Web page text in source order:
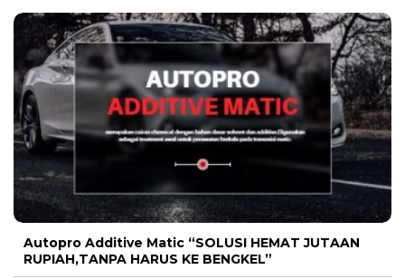
Autopro Additive Matic “SOLUSI HEMAT JUTAAN
RUPIAH,TANPA HARUS KE BENGKEL”